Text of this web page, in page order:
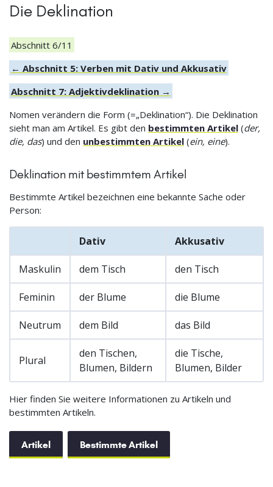
Die Deklination
Abschnitt 6/11
← Abschnitt 5: Verben mit Dativ und Akkusativ
Abschnitt 7: Adjektivdeklination →
Nomen verändern die Form (=„Deklination“). Die Deklination
sieht man am Artikel. Es gibt den bestimmten Artikel (der,
die, das) und den unbestimmten Artikel (ein, eine).
Deklination mit bestimmtem Artikel
Bestimmte Artikel bezeichnen eine bekannte Sache oder
Person:
Dativ Akkusativ
Maskulin dem Tisch den Tisch
Feminin der Blume die Blume
Neutrum dem Bild das Bild
Plural
den Tischen,
Blumen, Bildern
die Tische,
Blumen, Bilder
Hier finden Sie weitere Informationen zu Artikeln und
bestimmten Artikeln.
Artikel Bestimmte Artikel